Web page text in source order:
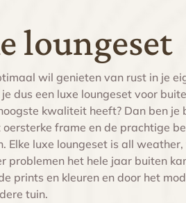
loungeset
wil genieten van rust in je
je dus een luxe loungeset voor
kwaliteit heeft? Dan ben
oersterke frame en de prachtige
Elke luxe loungeset is all
problemen het hele jaar buiten
prints en kleuren en door het
tuin.